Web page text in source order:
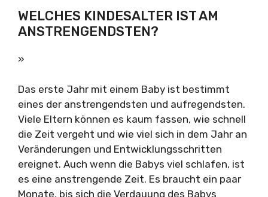
WELCHES KINDESALTER IST AM
ANSTRENGENDSTEN?
»
Das erste Jahr mit einem Baby ist bestimmt
eines der anstrengendsten und aufregendsten.
Viele Eltern können es kaum fassen, wie schnell
die Zeit vergeht und wie viel sich in dem Jahr an
Veränderungen und Entwicklungsschritten
ereignet. Auch wenn die Babys viel schlafen, ist
es eine anstrengende Zeit. Es braucht ein paar
Monate, bis sich die Verdauung des Babys